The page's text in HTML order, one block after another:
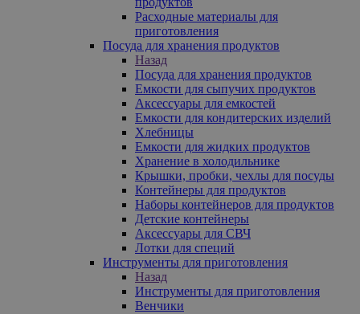
Расходные материалы для
приготовления
Посуда для хранения продуктов
Назад
Посуда для хранения продуктов
Емкости для сыпучих продуктов
Аксессуары для емкостей
Емкости для кондитерских изделий
Хлебницы
Емкости для жидких продуктов
Хранение в холодильнике
Крышки, пробки, чехлы для посуды
Контейнеры для продуктов
Наборы контейнеров для продуктов
Детские контейнеры
Аксессуары для СВЧ
Лотки для специй
Инструменты для приготовления
Назад
Инструменты для приготовления
Венчики